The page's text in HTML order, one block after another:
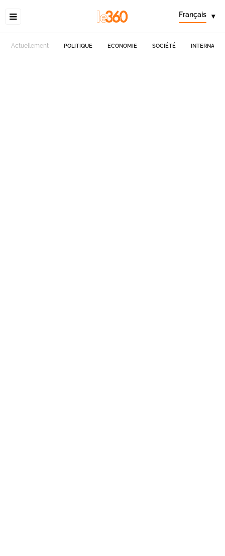
Français ▾
Actuellement POLITIQUE ECONOMIE SOCIÉTÉ